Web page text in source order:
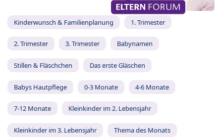
Kinderwunsch & Familienplanung 1. Trimester
2. Trimester 3. Trimester Babynamen
Stillen & Fläschchen Das erste Gläschen
Babys Hautpflege 0-3 Monate 4-6 Monate
7-12 Monate Kleinkinder im 2. Lebensjahr
Kleinkinder im 3. Lebensjahr Thema des Monats